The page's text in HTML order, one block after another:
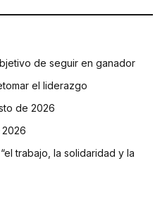
de seguir en ganador
el liderazgo
de 2026
trabajo, la solidaridad y la